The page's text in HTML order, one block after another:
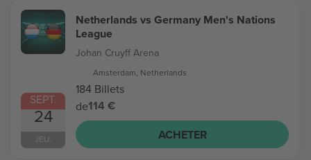
SEPT.
24
JEU.
Netherlands vs Germany Men's Nations
League
Johan Cruyff Arena
Amsterdam, Netherlands
184 Billets
de114 €
ACHETER